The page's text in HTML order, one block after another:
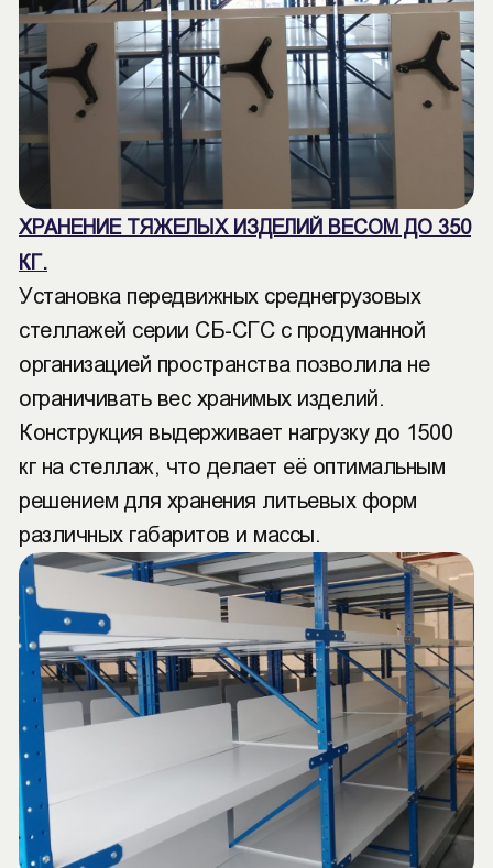
ХРАНЕНИЕ ТЯЖЕЛЫХ ИЗДЕЛИЙ ВЕСОМ ДО 350
КГ.
Установка передвижных среднегрузовых
стеллажей серии СБ-СГС с продуманной
организацией пространства позволила не
ограничивать вес хранимых изделий.
Конструкция выдерживает нагрузку до 1500
кг на стеллаж, что делает её оптимальным
решением для хранения литьевых форм
различных габаритов и массы.